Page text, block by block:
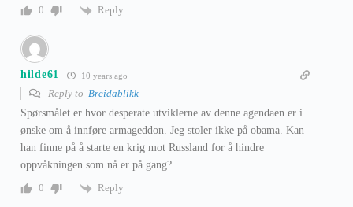
0
Reply
hilde61 10 years ago
Reply to Breidablikk
Spørsmålet er hvor desperate utviklerne av denne agendaen er i
ønske om å innføre armageddon. Jeg stoler ikke på obama. Kan
han finne på å starte en krig mot Russland for å hindre
oppvåkningen som nå er på gang?
0
Reply